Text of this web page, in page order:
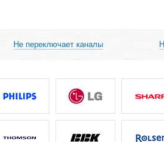
Не переключает каналы